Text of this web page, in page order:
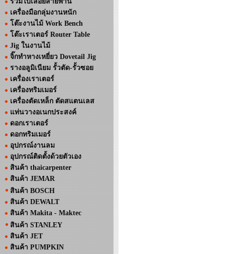
เครื่องมือกลุ่มงานหนัก
โต๊ะงานไม้ Work Bench
โต๊ะเราเตอร์ Router Table
Jig ในงานไม้
จิ๊กทำหางเหยี่ยว Dovetail Jig
รางอลูมิเนียม รั้วตัด-รั้วซอย
เครื่องเราเตอร์
เครื่องทริมเมอร์
เครื่องตัดเหล็ก ตัดสแตนเลส
แท่นวางอเนกประสงค์
ดอกเราเตอร์
ดอกทริมเมอร์
อุปกรณ์งานลม
อุปกรณ์ติดตั้งด้วยตัวเอง
สินค้า thaicarpenter
สินค้า JEMAR
สินค้า BOSCH
สินค้า DEWALT
สินค้า Makita - Maktec
สินค้า STANLEY
สินค้า JET
สินค้า PUMPKIN